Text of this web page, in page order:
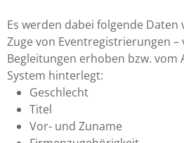
Es werden dabei folgende Daten
Zuge von Eventregistrierungen –
Begleitungen erhoben bzw. vom
System hinterlegt:
Geschlecht
Titel
Vor- und Zuname